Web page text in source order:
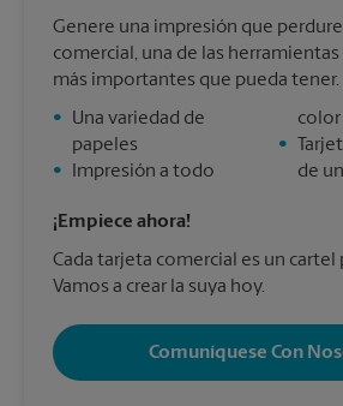
Genere una impresión que
comercial, una de las
más importantes que pueda tener.
•
Una variedad de
papeles
•
Impresión a todo
color
•
de
¡Empiece ahora!
Cada tarjeta comercial es un cartel
Vamos a crear la suya hoy.
Comuníquese Con